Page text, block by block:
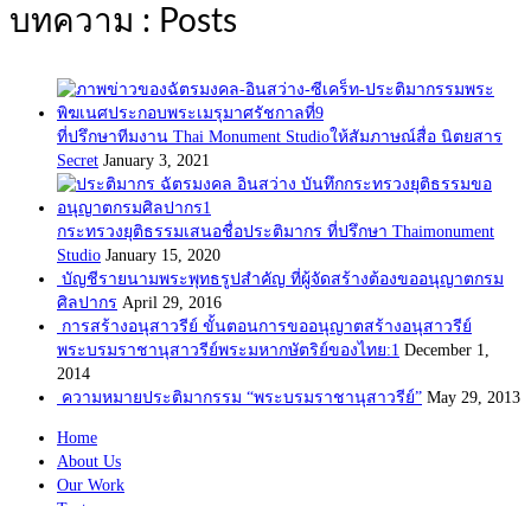
บทความ : Posts
ที่ปรึกษาทีมงาน Thai Monument Studioให้สัมภาษณ์สื่อ นิตยสาร
Secret January 3, 2021
กระทรวงยุติธรรมเสนอชื่อประติมากร ที่ปรึกษา Thaimonument
Studio January 15, 2020
บัญชีรายนามพระพุทธรูปสำคัญ ที่ผู้จัดสร้างต้องขออนุญาตกรม
ศิลปากร April 29, 2016
การสร้างอนุสาวรีย์ ขั้นตอนการขออนุญาตสร้างอนุสาวรีย์
พระบรมราชานุสาวรีย์พระมหากษัตริย์ของไทย:1 December 1,
2014
ความหมายประติมากรรม “พระบรมราชานุสาวรีย์” May 29, 2013
Home
About Us
Our Work